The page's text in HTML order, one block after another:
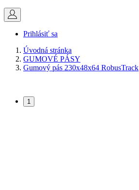
Prihlásiť sa
Úvodná stránka
GUMOVÉ PÁSY
Gumový pás 230x48x64 RobusTrack
1